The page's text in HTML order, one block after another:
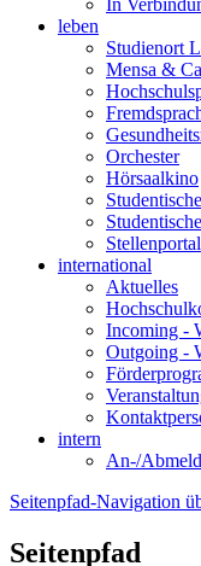
In
leben
Studienort
Mensa &
Orchester
Hörsaalkino
Stellenportal
international
Aktuelles
Incoming -
Outgoing -
intern
An-/
Seitenpfad-Navigation
Seitenpfad